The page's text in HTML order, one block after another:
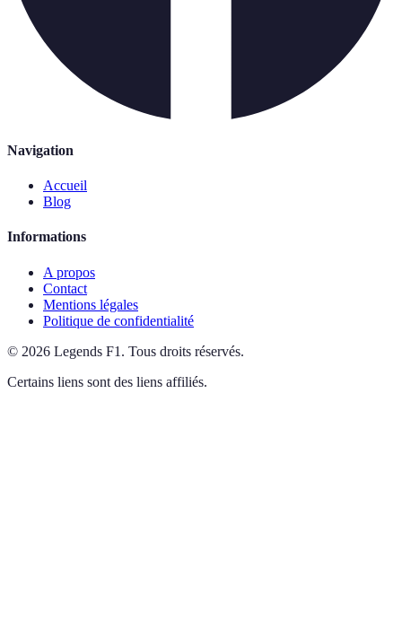
Navigation
Accueil
Blog
Informations
A propos
Contact
Mentions légales
Politique de confidentialité
© 2026 Legends F1 . Tous droits réservés.
Certains liens sont des liens affiliés.